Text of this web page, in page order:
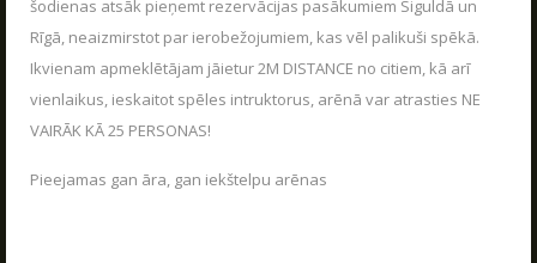
šodienas atsāk pieņemt rezervācijas pasākumiem Siguldā un
Rīgā, neaizmirstot par ierobežojumiem, kas vēl palikuši spēkā.
Ikvienam apmeklētājam jāietur 2M DISTANCE no citiem, kā arī
vienlaikus, ieskaitot spēles intruktorus, arēnā var atrasties NE
VAIRĀK KĀ 25 PERSONAS!
Pieejamas gan āra, gan iekštelpu arēnas
ARSENĀLS
REZERVĀCIJA
KONTAKTI